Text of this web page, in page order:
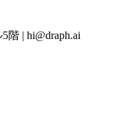
5階 | hi@draph.ai